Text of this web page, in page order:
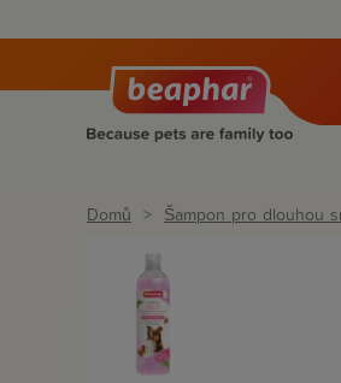
Domů Šampon pro dlouhou